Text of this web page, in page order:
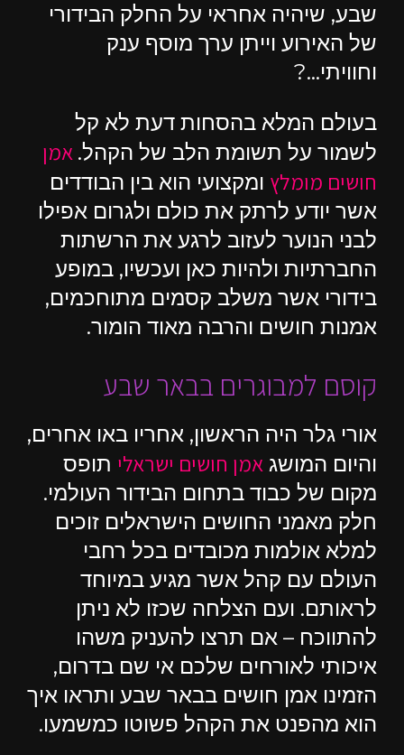
שבע, שיהיה אחראי על החלק הבידורי
של האירוע וייתן ערך מוסף ענק
וחוויתי…?
בעולם המלא בהסחות דעת לא קל
לשמור על תשומת הלב של הקהל. אמן
חושים מומלץ ומקצועי הוא בין הבודדים
אשר יודע לרתק את כולם ולגרום אפילו
לבני הנוער לעזוב לרגע את הרשתות
החברתיות ולהיות כאן ועכשיו, במופע
בידורי אשר משלב קסמים מתוחכמים,
אמנות חושים והרבה מאוד הומור.
קוסם למבוגרים בבאר שבע
אורי גלר היה הראשון, אחריו באו אחרים,
והיום המושג אמן חושים ישראלי תופס
מקום של כבוד בתחום הבידור העולמי.
חלק מאמני החושים הישראלים זוכים
למלא אולמות מכובדים בכל רחבי
העולם עם קהל אשר מגיע במיוחד
לראותם. ועם הצלחה שכזו לא ניתן
להתווכח – אם תרצו להעניק משהו
איכותי לאורחים שלכם אי שם בדרום,
הזמינו אמן חושים בבאר שבע ותראו איך
הוא מהפנט את הקהל פשוטו כמשמעו.